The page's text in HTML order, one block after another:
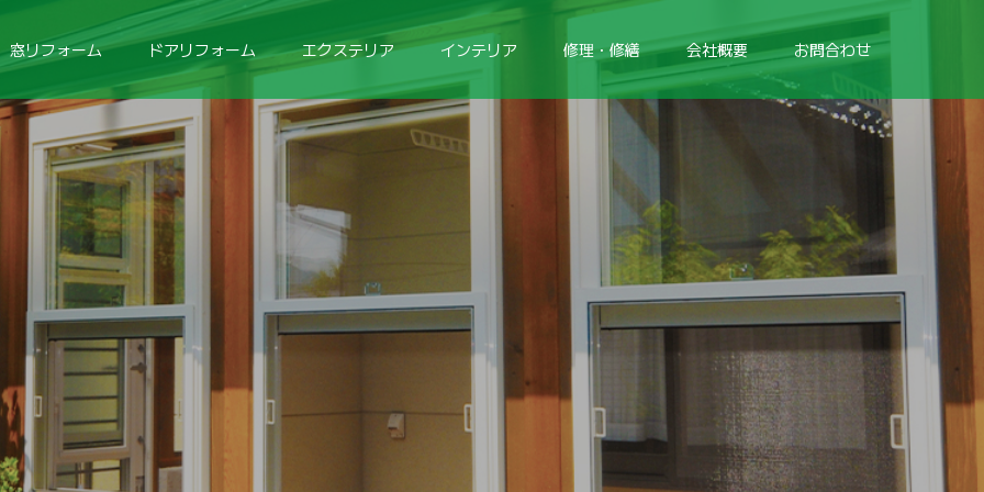
窓リフォーム ドアリフォーム エクステリア インテリア 修理・修繕 会社概要 お問合わせ